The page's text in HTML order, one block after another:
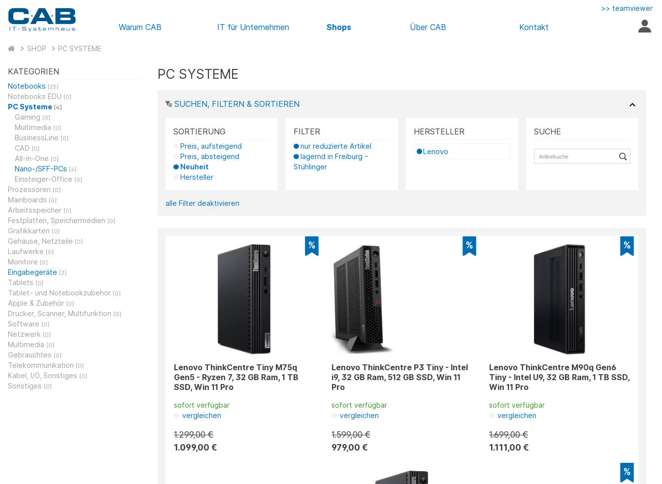
Warum CAB IT für Unternehmen Shops Über CAB Kontakt
>> teamviewer
SHOP PC SYSTEME
KATEGORIEN
Notebooks [25]
Notebooks EDU [0]
PC Systeme [4]
Gaming [0]
Multimedia [0]
BusinessLine [0]
CAD [0]
All-in-One [0]
Nano-/SFF-PCs [4]
Einsteiger-Office [0]
Prozessoren [0]
Mainboards [0]
Arbeitsspeicher [0]
Festplatten, Speichermedien [0]
Grafikkarten [0]
Gehäuse, Netzteile [0]
Laufwerke [0]
Monitore [0]
Eingabegeräte [3]
Tablets [0]
Tablet- und Notebookzubehör [0]
Apple & Zubehör [0]
Drucker, Scanner, Multifunktion [0]
Software [0]
Netzwerk [0]
Multimedia [0]
Gebrauchtes [0]
Telekommunikation [0]
Kabel, I/O, Sonstiges [0]
Sonstiges [0]
PC SYSTEME
SUCHEN, FILTERN & SORTIEREN
SORTIERUNG
Preis, aufsteigend
Preis, absteigend
Neuheit
Hersteller
FILTER
nur reduzierte Artikel
lagernd in Freiburg -
Stühlinger
HERSTELLER
Lenovo
SUCHE
alle Filter deaktivieren
Lenovo ThinkCentre Tiny M75q
Gen5 - Ryzen 7, 32 GB Ram, 1 TB
SSD, Win 11 Pro
sofort verfügbar
vergleichen
1.299,00 €
1.099,00 €
Lenovo ThinkCentre P3 Tiny - Intel
i9, 32 GB Ram, 512 GB SSD, Win 11
Pro
sofort verfügbar
vergleichen
1.599,00 €
979,00 €
Lenovo ThinkCentre M90q Gen6
Tiny - Intel U9, 32 GB Ram, 1 TB SSD,
Win 11 Pro
sofort verfügbar
vergleichen
1.699,00 €
1.111,00 €